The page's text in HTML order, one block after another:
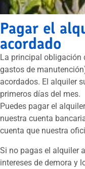
Pagar el
acordado
La principal obligación
gastos de
acordados. El alquiler
primeros días del mes.
Puedes pagar el
nuestra cuenta
cuenta que nuestra
Si no pagas el alquiler
intereses de demora y